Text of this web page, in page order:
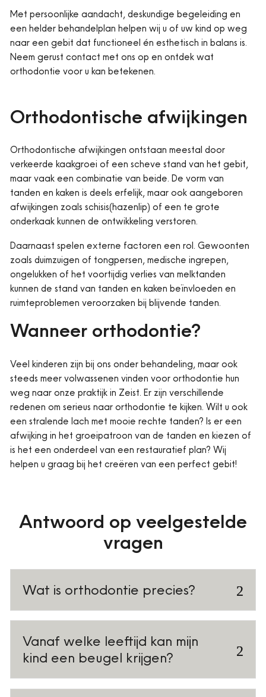
Met persoonlijke aandacht, deskundige begeleiding en
een helder behandelplan helpen wij u of uw kind op weg
naar een gebit dat functioneel én esthetisch in balans is.
Neem gerust contact met ons op en ontdek wat
orthodontie voor u kan betekenen.
Orthodontische afwijkingen
Orthodontische afwijkingen ontstaan meestal door
verkeerde kaakgroei of een scheve stand van het gebit,
maar vaak een combinatie van beide. De vorm van
tanden en kaken is deels erfelijk, maar ook aangeboren
afwijkingen zoals schisis(hazenlip) of een te grote
onderkaak kunnen de ontwikkeling verstoren.
Daarnaast spelen externe factoren een rol. Gewoonten
zoals duimzuigen of tongpersen, medische ingrepen,
ongelukken of het voortijdig verlies van melktanden
kunnen de stand van tanden en kaken beïnvloeden en
ruimteproblemen veroorzaken bij blijvende tanden.
Wanneer orthodontie?
Veel kinderen zijn bij ons onder behandeling, maar ook
steeds meer volwassenen vinden voor orthodontie hun
weg naar onze praktijk in Zeist. Er zijn verschillende
redenen om serieus naar orthodontie te kijken. Wilt u ook
een stralende lach met mooie rechte tanden? Is er een
afwijking in het groeipatroon van de tanden en kiezen of
is het een onderdeel van een restauratief plan? Wij
helpen u graag bij het creëren van een perfect gebit!
Antwoord op veelgestelde
vragen
Wat is orthodontie precies?
Vanaf welke leeftijd kan mijn
kind een beugel krijgen?